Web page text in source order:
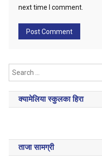
next time I comment.
क्यामेलिया स्कुलका हिरा
ताजा सामग्री